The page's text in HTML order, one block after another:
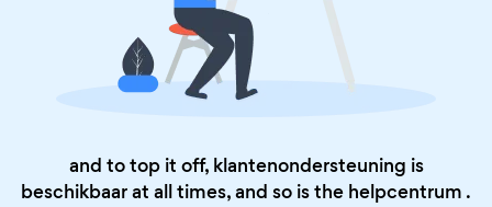
and to top it off, klantenondersteuning is
beschikbaar at all times, and so is the helpcentrum .